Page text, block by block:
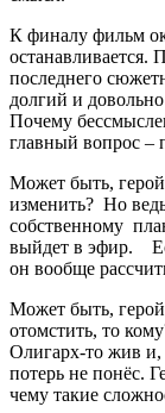
К финалу фильм
останавливается.
последнего
долгий и
Почему
главный вопрос –
Может быть,
изменить? Но
собственному
выйдет в эфир.
он вообще
Может быть,
отомстить, то
Олигарх-то жив
потерь не понёс.
чему такие